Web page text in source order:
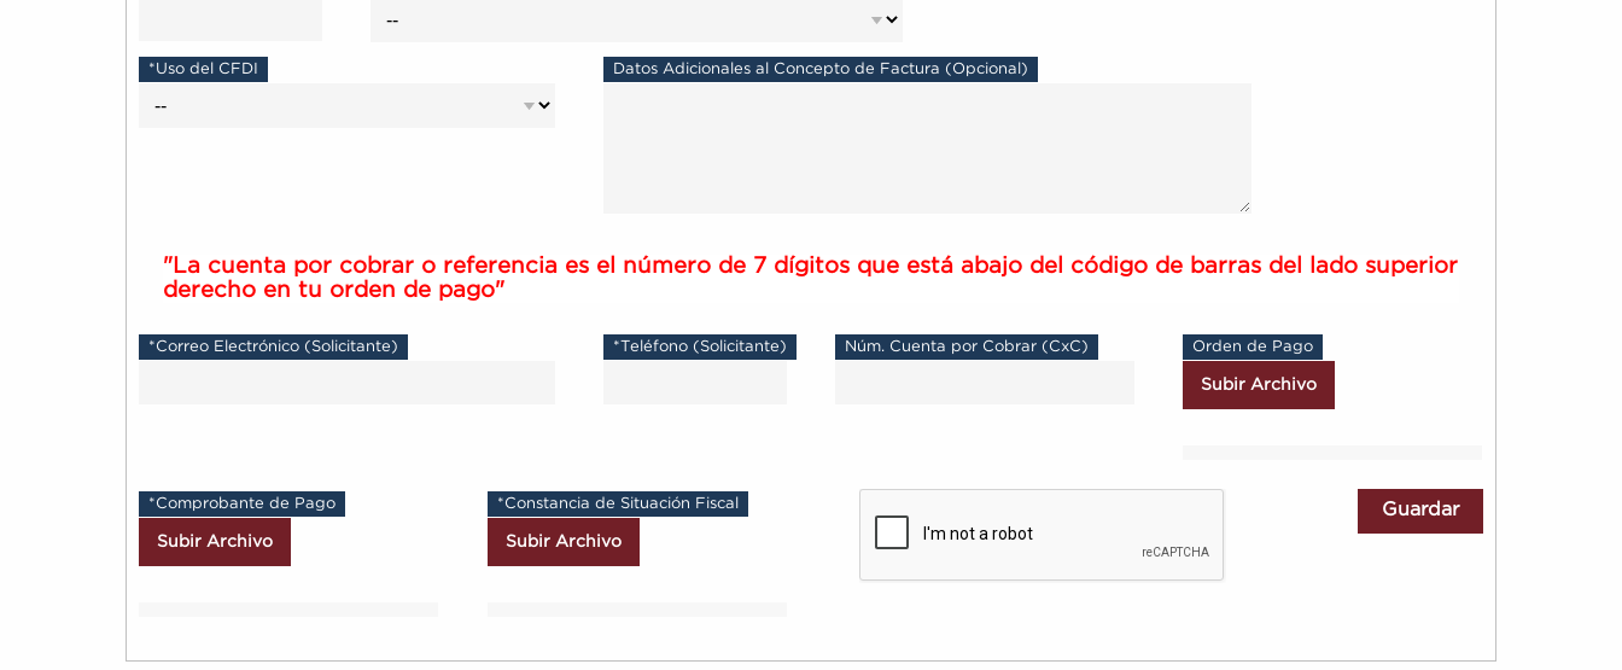
*Uso del CFDI Datos Adicionales al Concepto de Factura (Opcional)
"La cuenta por cobrar o referencia es el número de 7 dígitos que está abajo del código de barras del lado superior
derecho en tu orden de pago"
*Correo Electrónico (Solicitante) *Teléfono (Solicitante) Núm. Cuenta por Cobrar (CxC) Orden de Pago
Subir Archivo
*Comprobante de Pago
Subir Archivo
*Constancia de Situación Fiscal
Subir Archivo
Guardar